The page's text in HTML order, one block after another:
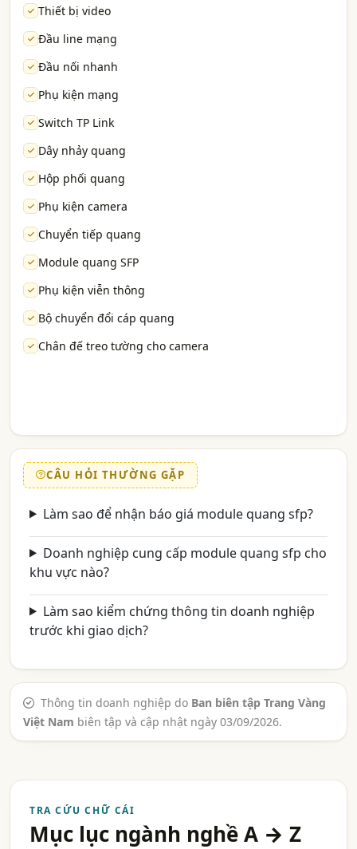
Thiết bị video
Đầu line mạng
Đầu nối nhanh
Phụ kiện mạng
Switch TP Link
Dây nhảy quang
Hộp phối quang
Phụ kiện camera
Chuyển tiếp quang
Module quang SFP
Phụ kiện viễn thông
Bộ chuyển đổi cáp quang
Chân đế treo tường cho camera
CÂU HỎI THƯỜNG GẶP
Làm sao để nhận báo giá module quang sfp?
Doanh nghiệp cung cấp module quang sfp cho
khu vực nào?
Làm sao kiểm chứng thông tin doanh nghiệp
trước khi giao dịch?
Thông tin doanh nghiệp do Ban biên tập Trang Vàng
Việt Nam biên tập và cập nhật ngày 03/09/2026.
TRA CỨU CHỮ CÁI
Mục lục ngành nghề A → Z